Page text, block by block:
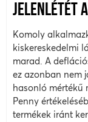
JELENLÉTÉT
Komoly
kiskereskedelmi
marad. A
ez azonban nem
hasonló mértékű
Penny
termékek iránt